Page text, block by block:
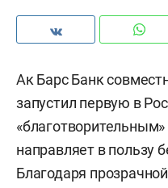
Ак Барс Банк
запустил первую в
направляет в пользу
Благодаря